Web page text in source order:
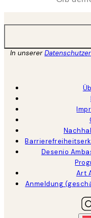
In unserer
Desenio
Art
Anmeldung